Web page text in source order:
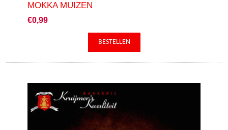
MOKKA MUIZEN
€0,99